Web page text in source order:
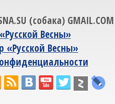
(собака) GMAIL.COM
Весны»
«Русской Весны»